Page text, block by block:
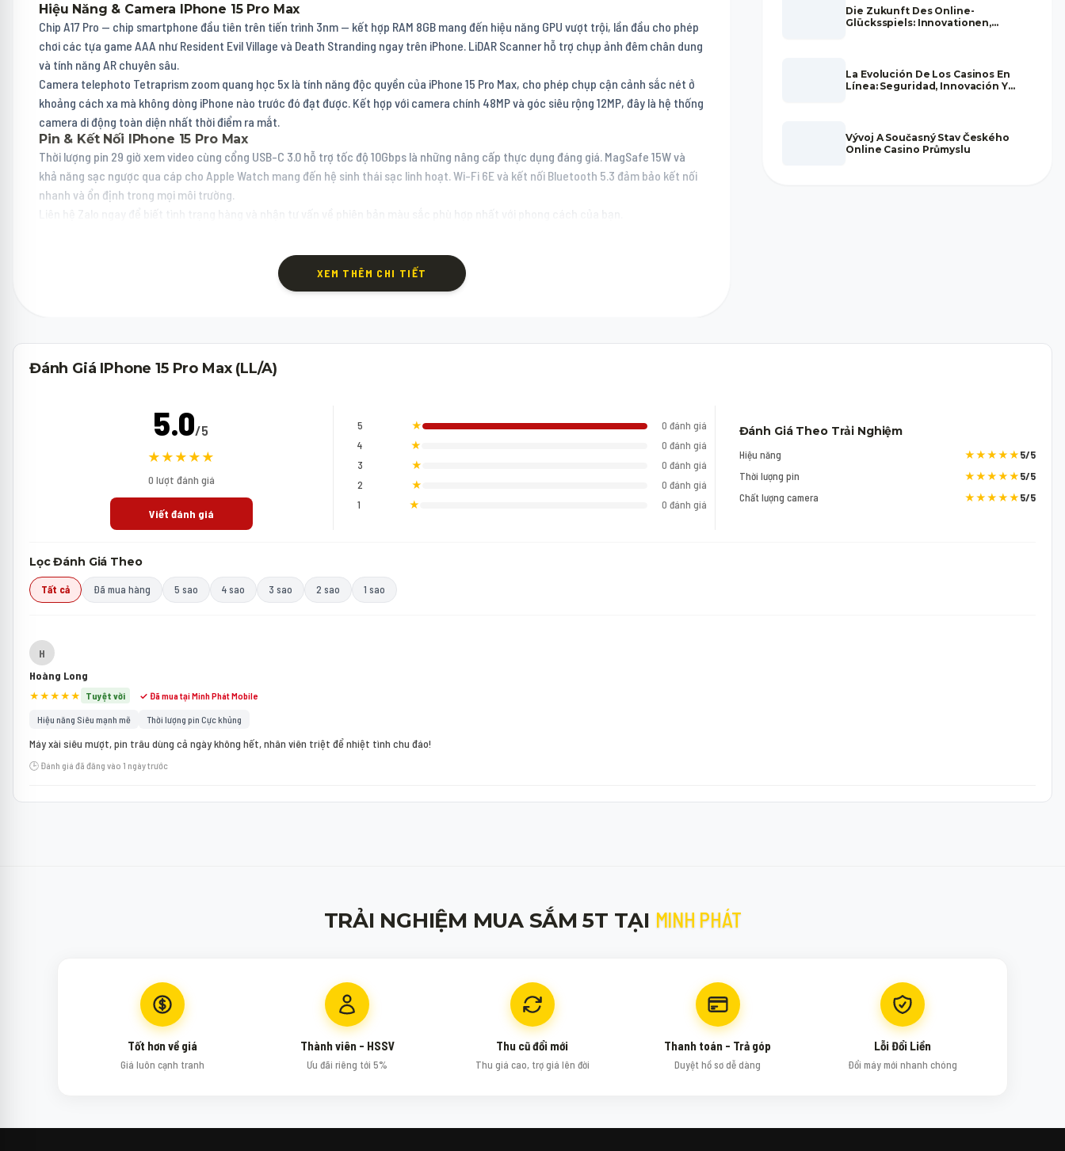
Hiệu Năng & Camera IPhone 15 Pro Max
Chip A17 Pro — chip smartphone đầu tiên trên tiến trình 3nm — kết hợp RAM 8GB mang đến hiệu năng GPU vượt trội, lần đầu cho phép
chơi các tựa game AAA như Resident Evil Village và Death Stranding ngay trên iPhone. LiDAR Scanner hỗ trợ chụp ảnh đêm chân dung
và tính năng AR chuyên sâu.
Camera telephoto Tetraprism zoom quang học 5x là tính năng độc quyền của iPhone 15 Pro Max, cho phép chụp cận cảnh sắc nét ở
khoảng cách xa mà không dòng iPhone nào trước đó đạt được. Kết hợp với camera chính 48MP và góc siêu rộng 12MP, đây là hệ thống
camera di động toàn diện nhất thời điểm ra mắt.
Pin & Kết Nối IPhone 15 Pro Max
Thời lượng pin 29 giờ xem video cùng cổng USB-C 3.0 hỗ trợ tốc độ 10Gbps là những nâng cấp thực dụng đáng giá. MagSafe 15W và
khả năng sạc ngược qua cáp cho Apple Watch mang đến hệ sinh thái sạc linh hoạt. Wi-Fi 6E và kết nối Bluetooth 5.3 đảm bảo kết nối
nhanh và ổn định trong mọi môi trường.
Liên hệ Zalo ngay để biết tình trạng hàng và nhận tư vấn về phiên bản màu sắc phù hợp nhất với phong cách của bạn.
XEM THÊM CHI TIẾT
Die Zukunft Des Online-
Glücksspiels: Innovationen,
La Evolución De Los Casinos En
Línea: Seguridad, Innovación Y
Vývoj A Současný Stav Českého
Online Casino Průmyslu
Đánh Giá IPhone 15 Pro Max (LL/A)
5.0/5
★★★★★
0 lượt đánh giá
Viết đánh giá
5 ★
0 đánh giá
4
★
0 đánh giá
3
★
0 đánh giá
2
★
0 đánh giá
1
★ 0 đánh giá
Đánh Giá Theo Trải Nghiệm
Hiệu năng ★★★★★5/5
Thời lượng pin
★★★★★5/5
Chất lượng camera
★★★★★5/5
Lọc Đánh Giá Theo
Tất cả Đã mua hàng 5 sao 4 sao 3 sao 2 sao 1 sao
H
Hoàng Long
★★★★★ Tuyệt vời ✓ Đã mua tại Minh Phát Mobile
Hiệu năng Siêu mạnh mẽ Thời lượng pin Cực khủng
Máy xài siêu mượt, pin trâu dùng cả ngày không hết, nhân viên triệt để nhiệt tình chu đáo!
🕒 Đánh giá đã đăng vào 1 ngày trước
TRẢI NGHIỆM MUA SẮM 5T TẠI MINH PHÁT
Tốt hơn về giá
Giá luôn cạnh tranh
Thành viên - HSSV
Ưu đãi riêng tới 5%
Thu cũ đổi mới
Thu giá cao, trợ giá lên đời
Thanh toán - Trả góp
Duyệt hồ sơ dễ dàng
Lỗi Đổi Liền
Đổi máy mới nhanh chóng